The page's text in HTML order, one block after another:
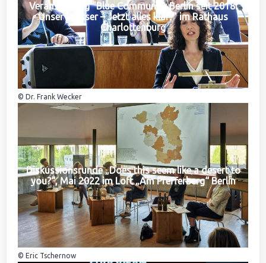
Veranstaltung "Blue Community Berlin seit 2018:
Unser Wasser – Jetzt alles klar?" im Rathaus
Charlottenburg
© Dr. Frank Wecker
Diskussionsrunde „Does this seem like a desert to
you?“, Mai 2022 im Loft „Am Pfefferberg“ Berlin
© Eric Tschernow